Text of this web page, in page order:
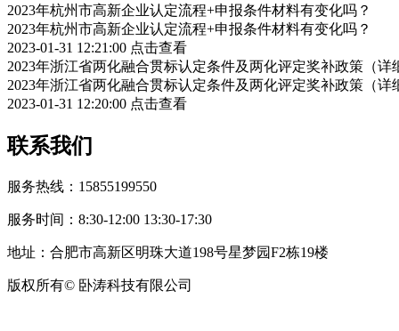
2023年杭州市高新企业认定流程+申报条件材料有变化吗？
2023年杭州市高新企业认定流程+申报条件材料有变化吗？
2023-01-31 12:21:00 点击查看
2023年浙江省两化融合贯标认定条件及两化评定奖补政策（详
2023年浙江省两化融合贯标认定条件及两化评定奖补政策（详
2023-01-31 12:20:00 点击查看
联系我们
服务热线：15855199550
服务时间：8:30-12:00 13:30-17:30
地址：合肥市高新区明珠大道198号星梦园F2栋19楼
版权所有© 卧涛科技有限公司